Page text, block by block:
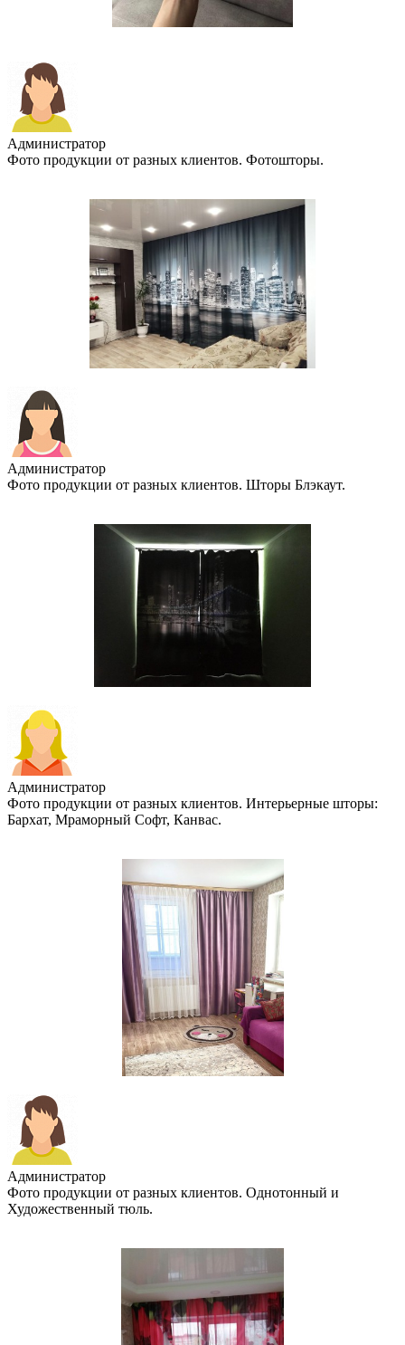
Администратор
Фото продукции от разных клиентов. Фотошторы.
Администратор
Фото продукции от разных клиентов. Шторы Блэкаут.
Администратор
Фото продукции от разных клиентов. Интерьерные шторы:
Бархат, Мраморный Софт, Канвас.
Администратор
Фото продукции от разных клиентов. Однотонный и
Художественный тюль.